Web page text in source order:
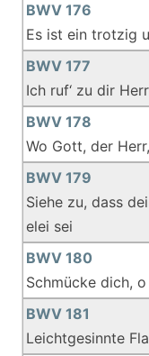
BWV 176
Es ist ein trotzig
BWV 177
Ich ruf‘ zu dir
BWV 178
Wo Gott, der
BWV 179
Siehe zu, dass
elei sei
BWV 180
Schmücke dich,
BWV 181
Leichtgesinnte